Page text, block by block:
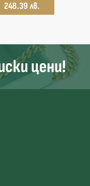
248.39 лв.
цени!